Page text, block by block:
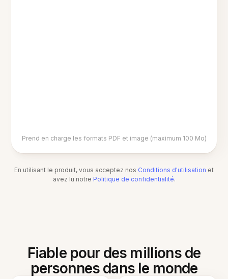
Prend en charge les formats PDF et image (maximum 100 Mo)
En utilisant le produit, vous acceptez nos Conditions d'utilisation et
avez lu notre Politique de confidentialité.
Fiable pour des millions de
personnes dans le monde